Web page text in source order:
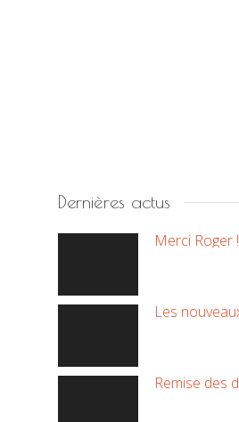
Dernières actus
Merci Roger !